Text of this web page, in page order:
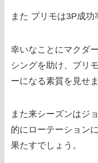
また プリモは3P成功
幸いなことにマクダ
シングを助け、プリ
ーになる素質を見せま
また来シーズンはジ
的にローテーション
果たすでしょう。